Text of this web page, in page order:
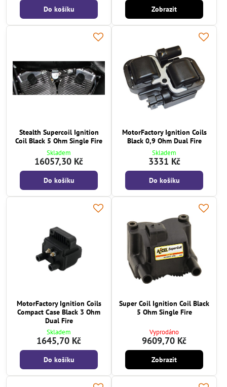
Do košíku Zobrazit
Stealth Supercoil Ignition
Coil Black 5 Ohm Single Fire
Skladem
16057,30 Kč
Do košíku
MotorFactory Ignition Coils
Black 0,9 Ohm Dual Fire
Skladem
3331 Kč
Do košíku
MotorFactory Ignition Coils
Compact Case Black 3 Ohm
Dual Fire
Skladem
1645,70 Kč
Do košíku
Super Coil Ignition Coil Black
5 Ohm Single Fire
Vyprodáno
9609,70 Kč
Zobrazit